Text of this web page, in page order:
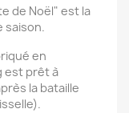
de Noël" est la
saison.
en
est prêt à
la bataille